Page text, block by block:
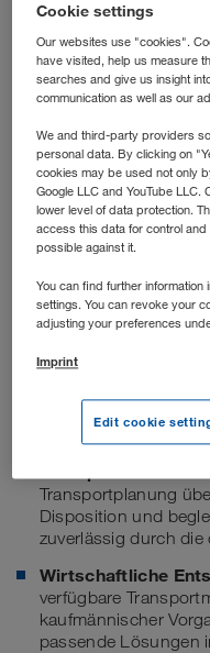
wenn’s dynamisch wird.
Deine Aufgaben
Transportplanung
Disposition und
zuverlässig durch
Wirtschaftliche
verfügbare
kaufmännischer
passende Lösungen
Cookie settings
Our websites use "cookies".
have visited, help us measure
searches and give us insight
communication as well as our
We and third-party providers
personal data. By clicking on
cookies may be used not only
Google LLC and YouTube
lower level of data protection.
access this data for control
possible against it.
You can find further information
settings. You can revoke your
adjusting your preferences
Imprint
Edit cookie